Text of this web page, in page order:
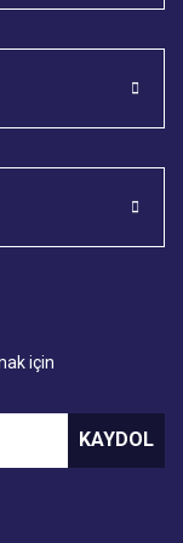
için
KAYDOL